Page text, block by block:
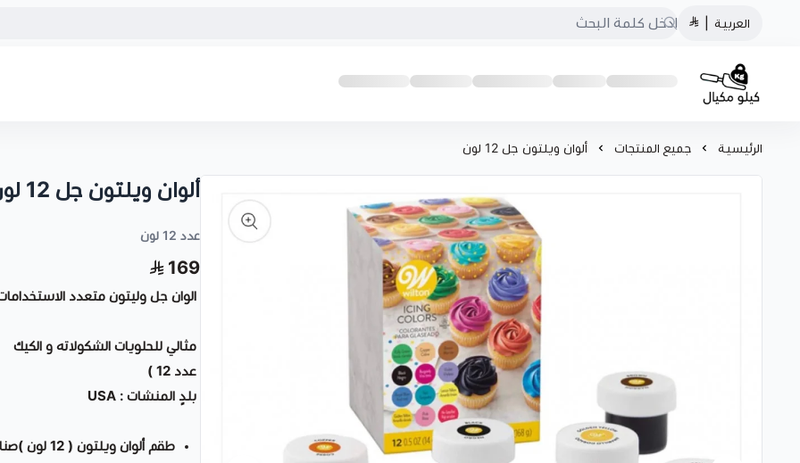
العربية
كيلو مكيال
الرئيسية جميع المنتجات ألوان ويلتون جل 12 لون
ألوان ويلتون جل 12 لون
عدد 12 لون
169
الوان جل وليتون متعدد
مثالي للحلويات الشكولاته و الكيك
عدد 12 )
بلدٍ المنشات : USA
طقم ألوان